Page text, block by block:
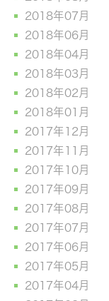
2018年07月
2018年06月
2018年04月
2018年03月
2018年02月
2018年01月
2017年12月
2017年11月
2017年10月
2017年09月
2017年08月
2017年07月
2017年06月
2017年05月
2017年04月